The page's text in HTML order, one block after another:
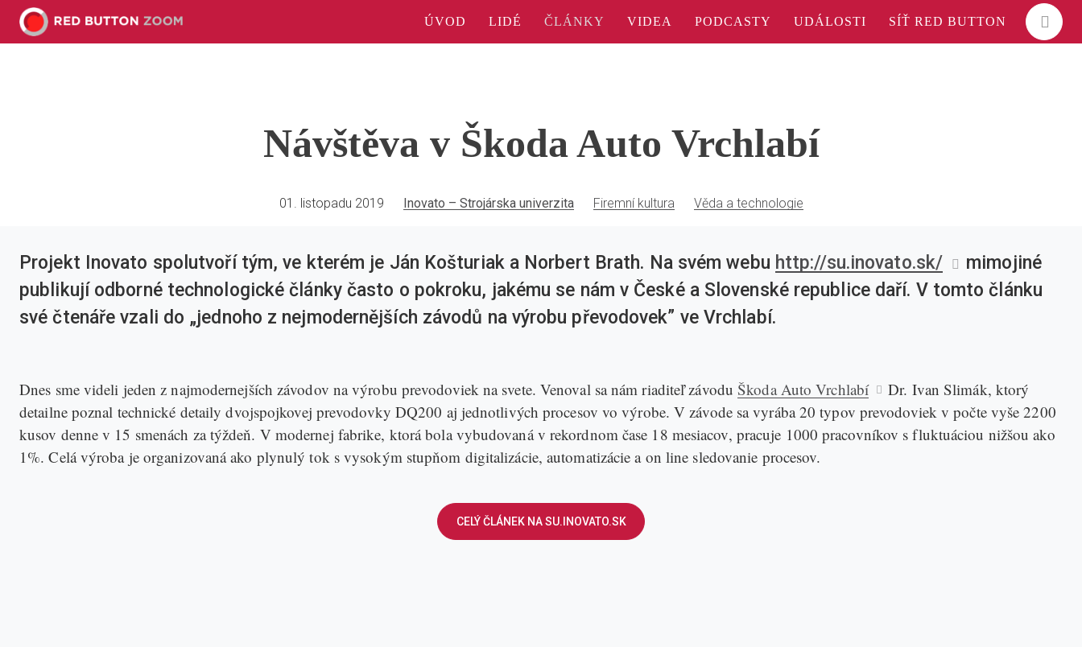
ÚVOD LIDÉ ČLÁNKY VIDEA PODCASTY UDÁLOSTI SÍŤ RED BUTTON
Návštěva v Škoda Auto Vrchlabí
01. listopadu 2019 Inovato – Strojárska univerzita Firemní kultura Věda a technologie
Projekt Inovato spolutvoří tým, ve kterém je Ján Košturiak a Norbert Brath. Na svém webu http://su.inovato.sk/
mimojiné
publikují odborné technologické články často o pokroku, jakému se nám v České a Slovenské republice daří. V tomto článku
své čtenáře vzali do „jednoho z nejmodernějších závodů na výrobu převodovek” ve Vrchlabí.
Dnes sme videli jeden z najmodernejších závodov na výrobu prevodoviek na svete. Venoval sa nám riaditeľ závoduŠkoda Auto Vrchlabí
Dr. Ivan Slimák, ktorý
detailne poznal technické detaily dvojspojkovej prevodovky DQ200 aj jednotlivých procesov vo výrobe. V závode sa vyrába 20 typov prevodoviek v počte vyše 2200
kusov denne v 15 smenách za týždeň. V modernej fabrike, ktorá bola vybudovaná v rekordnom čase 18 mesiacov, pracuje 1000 pracovníkov s fluktuáciou nižšou ako
1%. Celá výroba je organizovaná ako plynulý tok s vysokým stupňom digitalizácie, automatizácie a on line sledovanie procesov.
CELÝ ČLÁNEK NA SU.INOVATO.SK